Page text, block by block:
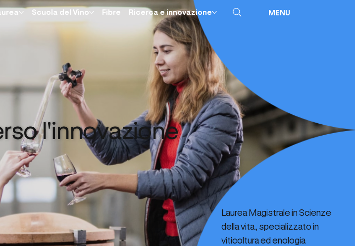
Scuola del Vino Fibre Ricerca e innovazione MENU
l'innovazione
Laurea Magistrale in Scienze
della vita, specializzato in
viticoltura ed enologia